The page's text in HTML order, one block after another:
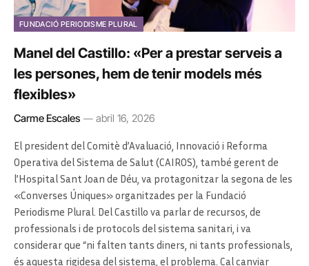
FUNDACIÓ PERIODISME PLURAL
Manel del Castillo: «Per a prestar serveis a
les persones, hem de tenir models més
flexibles»
Carme Escales abril 16, 2026
El president del Comitè d’Avaluació, Innovació i Reforma
Operativa del Sistema de Salut (CAIROS), també gerent de
l’Hospital Sant Joan de Déu, va protagonitzar la segona de les
«Converses Úniques» organitzades per la Fundació
Periodisme Plural. Del Castillo va parlar de recursos, de
professionals i de protocols del sistema sanitari, i va
considerar que “ni falten tants diners, ni tants professionals,
és aquesta rigidesa del sistema, el problema. Cal canviar